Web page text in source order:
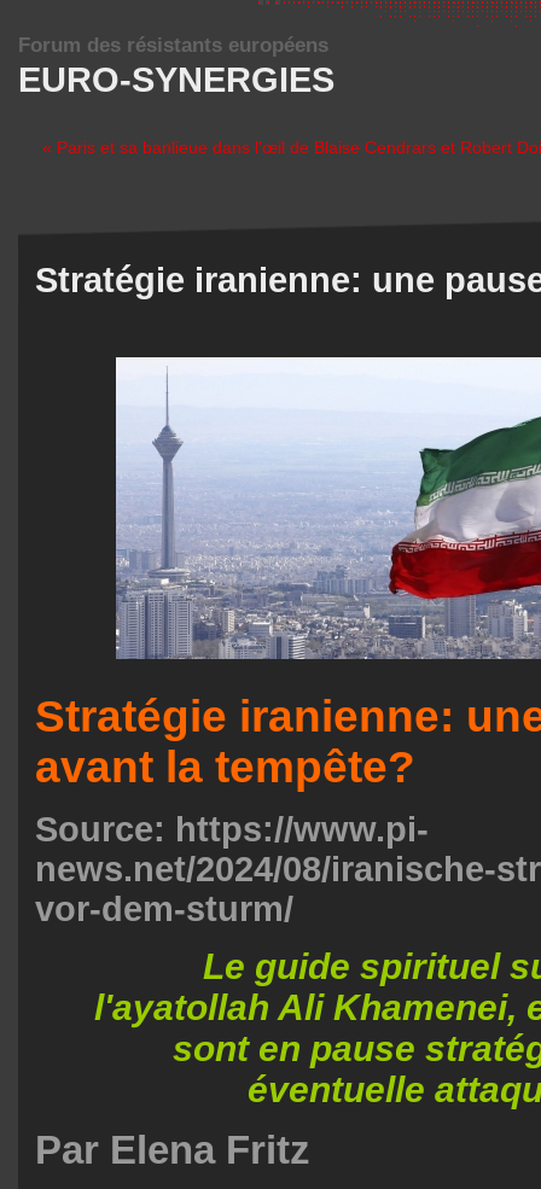
EURO-SYNERGIES
Forum des résistants européens
« Paris et sa banlieue dans l'œil de Blaise Cendrars et Robert
Stratégie iranienne: une
Stratégie iranienne:
avant la tempête?
Source: https://www.pi-
news.net/2024/08/iranische-
vor-dem-sturm/
Le guide spirituel
l'ayatollah Ali Khamenei,
sont en pause
éventuelle
Par Elena Fritz